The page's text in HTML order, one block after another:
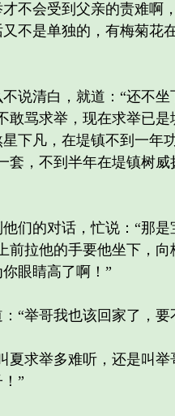
不会受到父亲的责难啊
不是单独的，有梅菊花
清白，就道：“还不坐
敢骂求举，现在求举已
下凡，在堤镇不到一
套，不到半年在堤镇树
的对话，忙说：“那是
前拉他的手要他坐下，
眼睛高了啊！”
举哥我也该回家了，要
求举多难听，还是叫举
”